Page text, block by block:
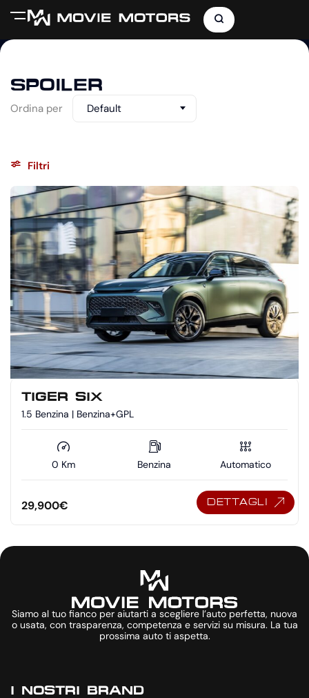
SPOILER
Ordina per Default
Filtri
TIGER SIX
1.5 Benzina | Benzina+GPL
0 Km Benzina Automatico
29,900€ DETTAGLI
Siamo al tuo fianco per aiutarti a scegliere l’auto perfetta, nuova
o usata, con trasparenza, competenza e servizi su misura. La tua
prossima auto ti aspetta.
I NOSTRI BRAND